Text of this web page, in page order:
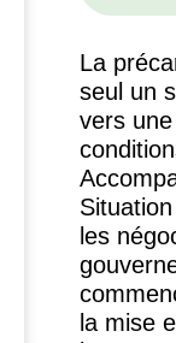
La
seul un
vers
les
la mise